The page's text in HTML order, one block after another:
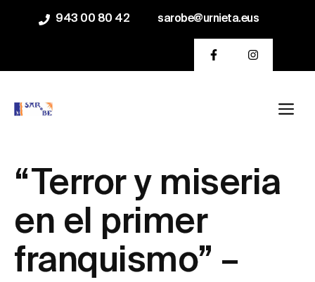
943 00 80 42 sarobe@urnieta.eus
“Terror y miseria
en el primer
franquismo” –